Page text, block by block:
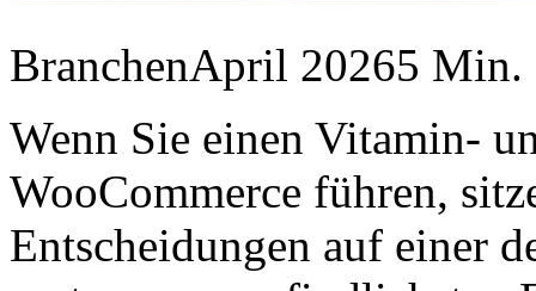
BranchenApril 20265 Min.
Wenn Sie einen Vitamin-
WooCommerce führen,
Entscheidungen auf einer